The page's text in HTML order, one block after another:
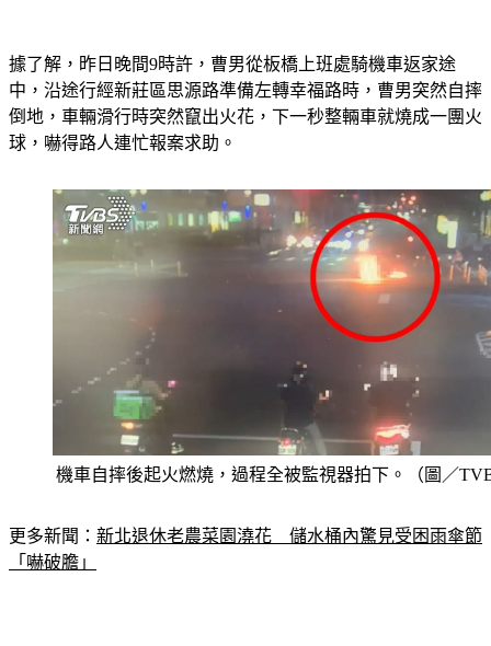
中，沿途行經新莊區思源路準備左轉幸福路時，曹男突然自摔
倒地，車輛滑行時突然竄出火花，下一秒整輛車就燒成一團火
球，嚇得路人連忙報案求助。
機車自摔後起火燃燒，過程全被監視器拍下。（圖／
「嚇破膽」